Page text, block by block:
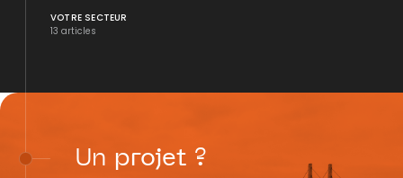
VOTRE SECTEUR
13 articles
Un projet ?